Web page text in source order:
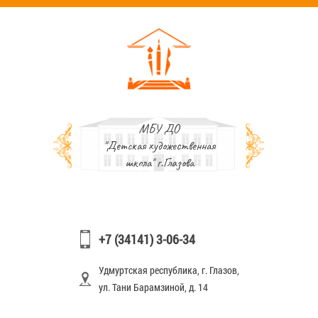
МБУ ДО
"Детская художественная
школа" г.Глазова
+7 (34141) 3-06-34
Удмуртская республика, г. Глазов,
ул. Тани Барамзиной, д. 14